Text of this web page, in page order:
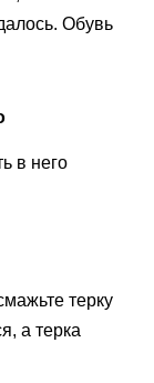
Обувь
в него
терку
а терка